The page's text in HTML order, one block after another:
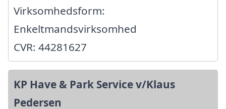
Virksomhedsform:
Enkeltmandsvirksomhed
CVR: 44281627
KP Have & Park Service v/Klaus
Pedersen